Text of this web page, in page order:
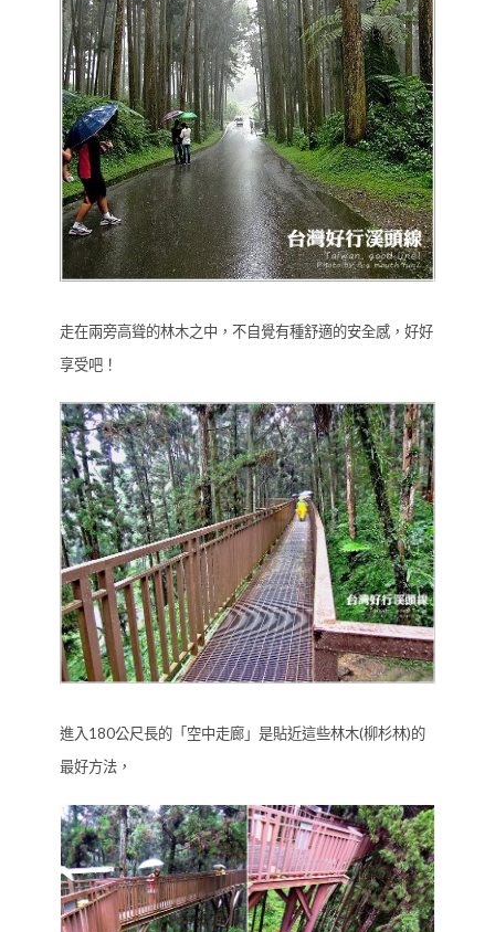
走在兩旁高聳的林木之中，不自覺有種舒適的安全感，好好
享受吧！
進入180公尺長的「空中走廊」是貼近這些林木(柳杉林)的
最好方法，